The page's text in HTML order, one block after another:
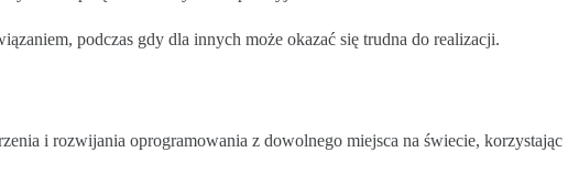
podczas gdy dla innych może okazać się trudna do realizacji.
i rozwijania oprogramowania z dowolnego miejsca na świecie, korzystając